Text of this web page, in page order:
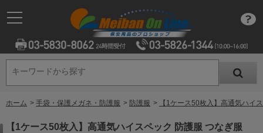
キーワードから探す
キーワードから探す
ホーム > 手袋・保護メガネ・防護服 > 防護服 > 【1ケース50枚入】高通気ハイ
【1ケース50枚入】高通気ハイスペック 防護服 つなぎ服